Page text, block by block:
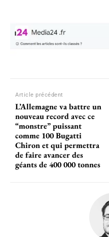
Article précédent
L’Allemagne va battre un
nouveau record avec ce
“monstre” puissant
comme 100 Bugatti
Chiron et qui permettra
de faire avancer des
géants de 400 000 tonnes